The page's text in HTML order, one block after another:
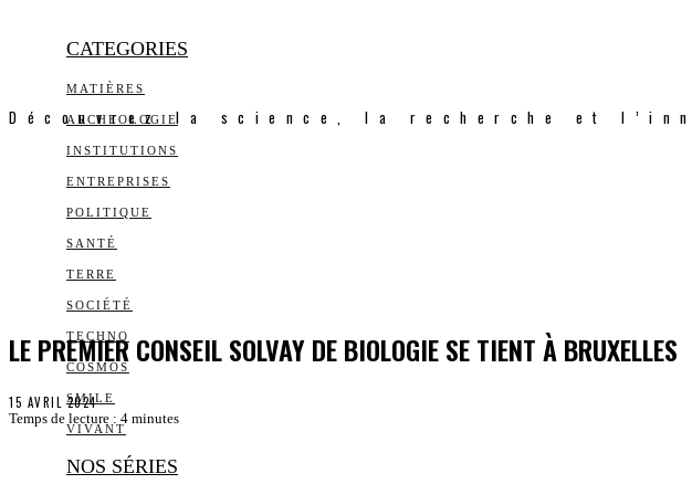
CATEGORIES
MATIÈRES
ARCHEOLOGIE
INSTITUTIONS
ENTREPRISES
POLITIQUE
SANTÉ
TERRE
SOCIÉTÉ
TECHNO
COSMOS
SMILE
VIVANT
NOS SÉRIES
Découvrez la science, la recherche et
LE PREMIER CONSEIL SOLVAY DE BIOLOGIE SE TIENT À BRUXELLES
15 AVRIL 2024
Temps de lecture : 4 minutes